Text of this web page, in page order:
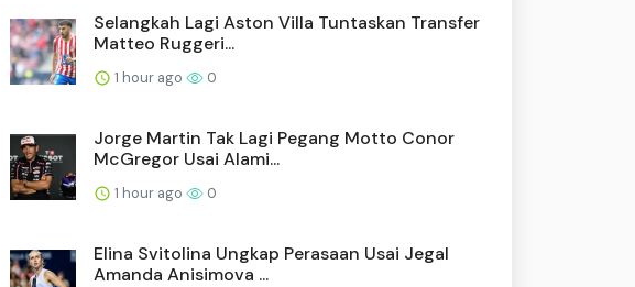
Selangkah Lagi Aston Villa Tuntaskan Transfer
Matteo Ruggeri...
1 hour ago 0
Jorge Martin Tak Lagi Pegang Motto Conor
McGregor Usai Alami...
1 hour ago 0
Elina Svitolina Ungkap Perasaan Usai Jegal
Amanda Anisimova ...